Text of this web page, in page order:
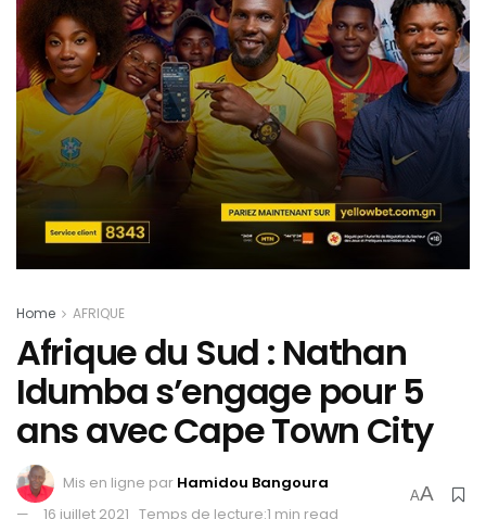
Home AFRIQUE
Afrique du Sud : Nathan
Idumba s’engage pour 5
ans avec Cape Town City
Mis en ligne par Hamidou Bangoura
16 juillet 2021 Temps de lecture:1 min read
AA